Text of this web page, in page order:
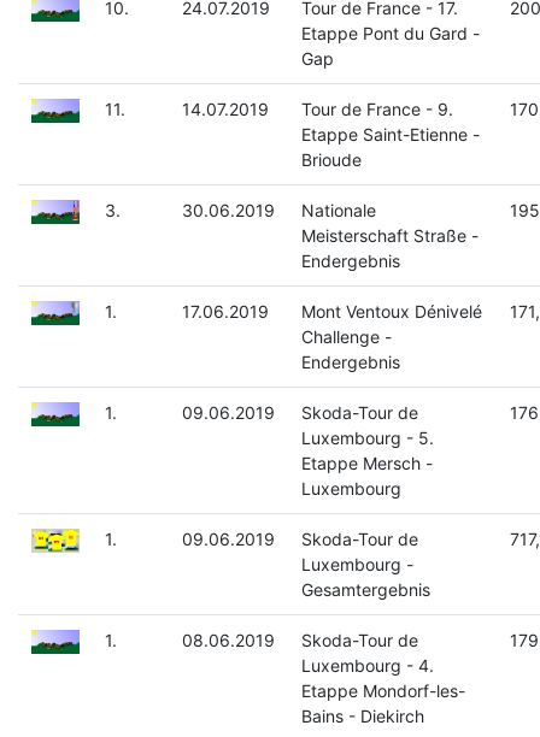
10. 24.07.2019
Tour de France - 17.
Etappe Pont du Gard -
Gap
11. 14.07.2019
Tour de France - 9.
Etappe Saint-Etienne -
Brioude
3. 30.06.2019
Nationale
Meisterschaft Straße -
Endergebnis
1. 17.06.2019
Mont Ventoux Dénivelé
Challenge -
Endergebnis
1. 09.06.2019
Skoda-Tour de
Luxembourg - 5.
Etappe Mersch -
Luxembourg
1. 09.06.2019
Skoda-Tour de
Luxembourg -
Gesamtergebnis
1. 08.06.2019
Skoda-Tour de
Luxembourg - 4.
Etappe Mondorf-les-
Bains - Diekirch